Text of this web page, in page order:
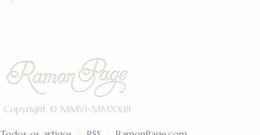
Copyright © MMVI-MMXXIII